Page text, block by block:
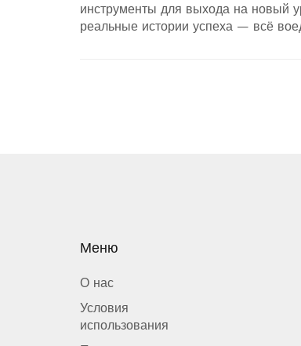
инструменты для выхода на новый
реальные истории успеха — всё
Меню
О нас
Условия
использования